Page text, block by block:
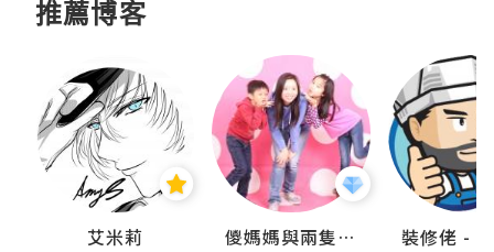
推薦博客
艾米莉 儍媽媽與兩隻小魔怪之家